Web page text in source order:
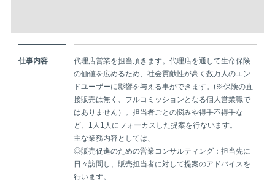
仕事内容
代理店営業を担当頂きます。代理店を通して生命保険
の価値を広めるため、社会貢献性が高く数万人のエン
ドユーザーに影響を与える事ができます。(※保険の直
接販売は無く、フルコミッションとなる個人営業職で
はありません）。担当者ごとの悩みや得手不得手な
ど、1人1人にフォーカスした提案を行ないます。
主な業務内容としては、
◎販売促進のための営業コンサルティング：担当先に
日々訪問し、販売担当者に対して提案のアドバイスを
行います。